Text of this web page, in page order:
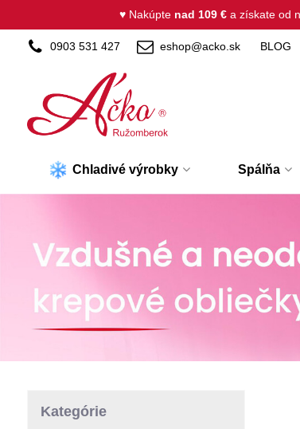
♥ Nakúpte nad 109 € a získate od
0903 531 427 eshop@acko.sk BLOG
Chladivé výrobky Spálňa
Kategórie